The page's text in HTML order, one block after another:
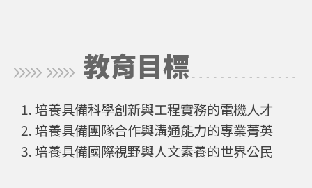
教育目標
培養具備科學創新與工程實務的電機人才
培養具備團隊合作與溝通能力的專業菁英
培養具備國際視野與人文素養的世界公民